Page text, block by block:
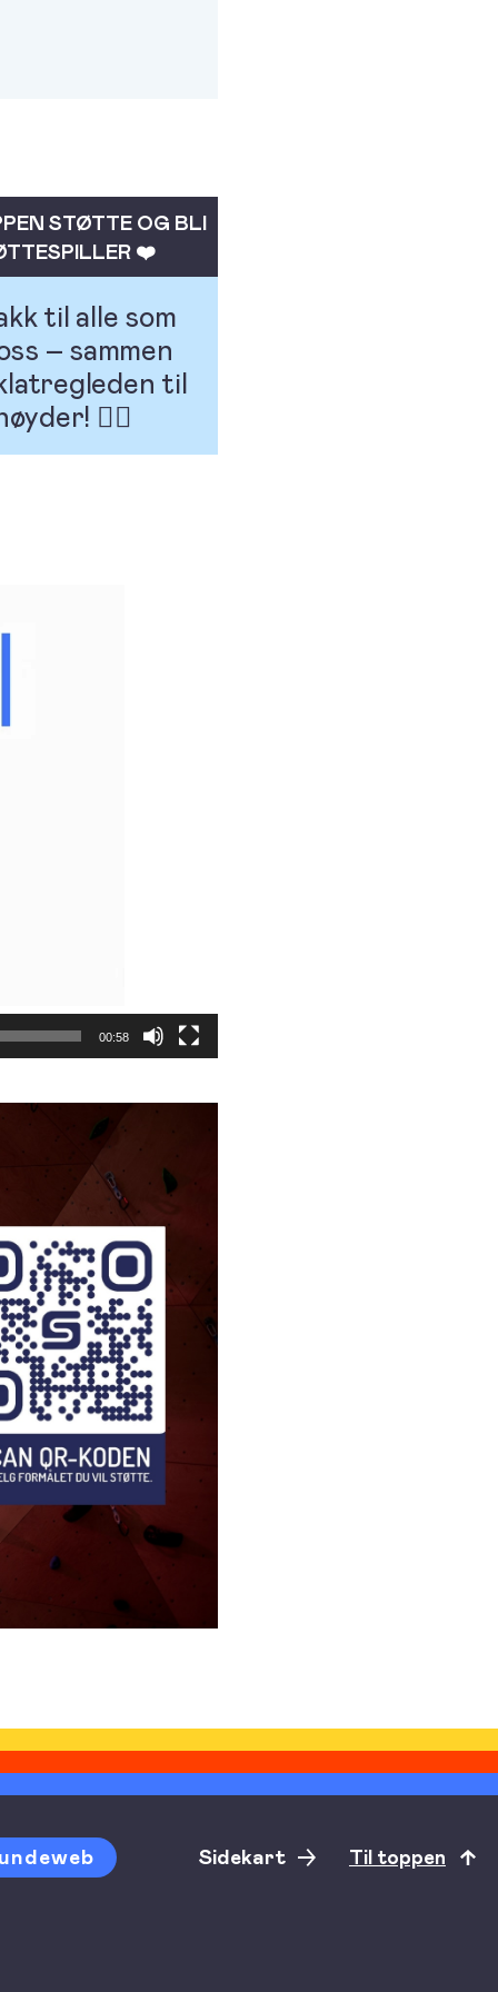
STØTTE OG BLI
❤️
til alle som
– sammen
til
🧗‍♀️
00:58
Sidekart Til toppen